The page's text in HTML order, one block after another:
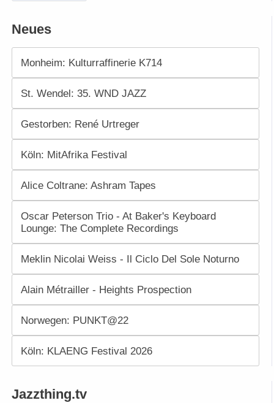
Neues
Monheim: Kulturraffinerie K714
St. Wendel: 35. WND JAZZ
Gestorben: René Urtreger
Köln: MitAfrika Festival
Alice Coltrane: Ashram Tapes
Oscar Peterson Trio - At Baker's Keyboard
Lounge: The Complete Recordings
Meklin Nicolai Weiss - Il Ciclo Del Sole Noturno
Alain Métrailler - Heights Prospection
Norwegen: PUNKT@22
Köln: KLAENG Festival 2026
Jazzthing.tv